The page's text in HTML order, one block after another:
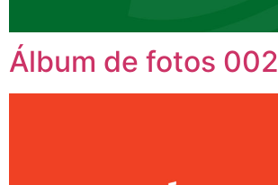
Álbum de fotos 002